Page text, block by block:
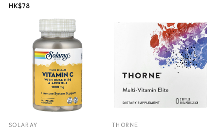
HK$78
SOLARAY THORNE